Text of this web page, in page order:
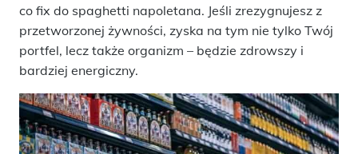
co fix do spaghetti napoletana. Jeśli zrezygnujesz z
przetworzonej żywności, zyska na tym nie tylko Twój
portfel, lecz także organizm – będzie zdrowszy i
bardziej energiczny.